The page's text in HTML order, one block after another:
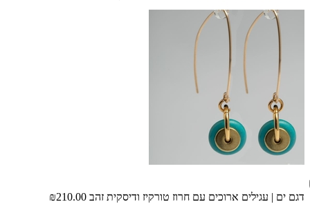
דגם ים | עגילים ארוכים עם חרוז טורקיז ודיסקית זהב ₪210.00